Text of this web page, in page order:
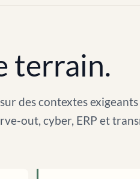
terrain.
des contextes
out, cyber, ERP et